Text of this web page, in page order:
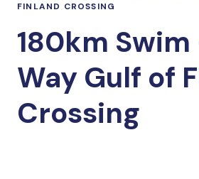
FINLAND CROSSING
180km Swim
Way Gulf of
Crossing